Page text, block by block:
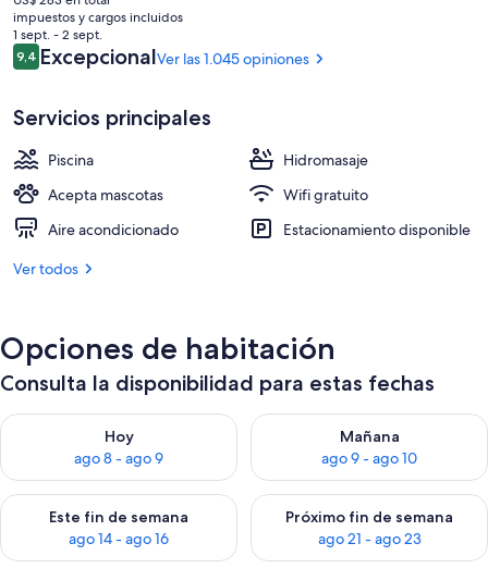
actual
es
de
US$ 203
impuestos y cargos incluidos
1 sept. - 2 sept.
Opiniones
9,49,4 de 10
ExcepcionalVer las 1.045 opiniones
Servicios principales
Piscina
Hidromasaje
Acepta mascotas
Wifi gratuito
Aire acondicionado
Estacionamiento disponible
Ver todos
Opciones de habitación
Consulta la disponibilidad para estas fechas
Hoy
ago 8 - ago 9
Consulta la disponibilidad para hoy ago 8 - ago 9
Mañana
ago 9 - ago 10
Consulta la disponibilidad
Este fin de semana
ago 14 - ago 16
Consulta la disponibilidad para este fin de semana ago 14 -
Próximo fin de semana
ago 21 - ago 23
Consulta la disponibilidad